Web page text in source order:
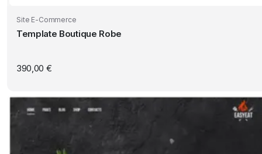
Site E-Commerce
Template Boutique Robe
390,00 €